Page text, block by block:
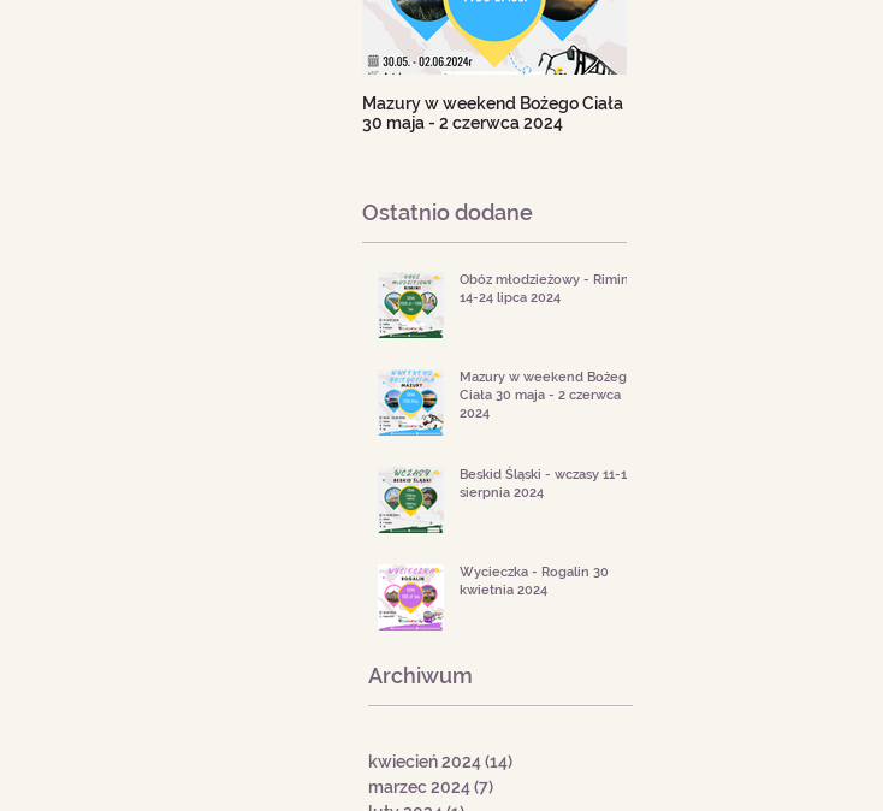
Mazury w weekend Bożego Ciała
30 maja - 2 czerwca 2024
Ostatnio dodane
Obóz młodzieżowy - Rimini
14-24 lipca 2024
Mazury w weekend Bożego
Ciała 30 maja - 2 czerwca
2024
Beskid Śląski - wczasy 11-18
sierpnia 2024
Wycieczka - Rogalin 30
kwietnia 2024
Archiwum
kwiecień 2024(14)
marzec 2024(7)